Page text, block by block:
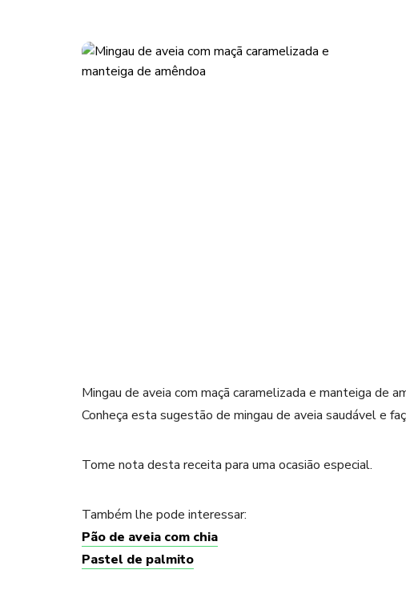
Mingau de aveia com maçã caramelizada e manteiga de
Conheça esta sugestão de mingau de aveia saudável e
Tome nota desta receita para uma ocasião especial.
Também lhe pode interessar:
Pão de aveia com chia
Pastel de palmito